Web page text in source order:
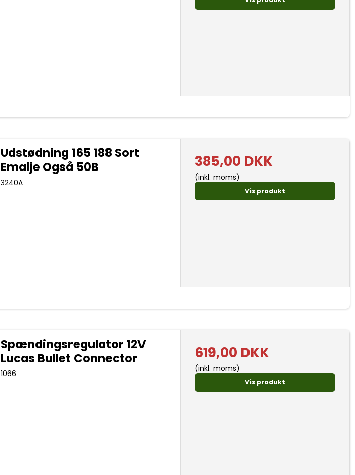
Udstødning 165 188 Sort
Emalje Også 50B
3240A
385,00 DKK
(inkl. moms)
Vis produkt
Spændingsregulator 12V
Lucas Bullet Connector
1066
619,00 DKK
(inkl. moms)
Vis produkt